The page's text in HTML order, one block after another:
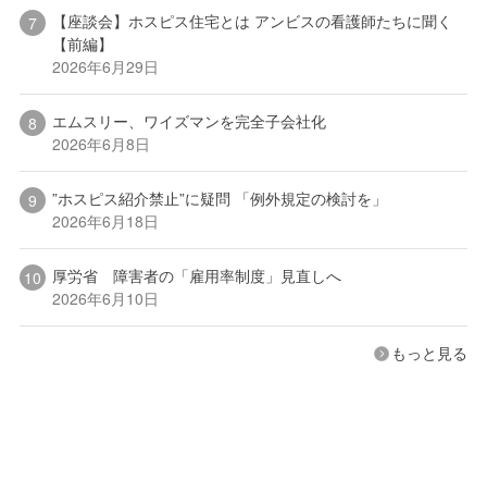
【座談会】ホスピス住宅とは アンビスの看護師たちに聞く
【前編】
2026年6月29日
エムスリー、ワイズマンを完全子会社化
2026年6月8日
”ホスピス紹介禁止”に疑問 「例外規定の検討を」
2026年6月18日
厚労省 障害者の「雇用率制度」見直しへ
2026年6月10日
もっと見る